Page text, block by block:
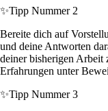
✨Tipp Nummer 2
Bereite dich auf
und deine Antworten
deiner bisherigen Arbeit
Erfahrungen unter
✨Tipp Nummer 3